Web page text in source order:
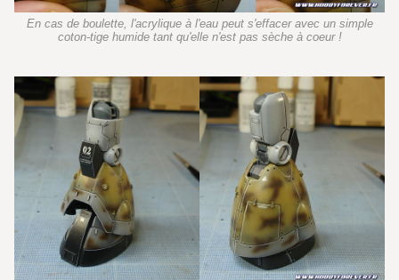
En cas de boulette, l'acrylique à l'eau peut s'effacer avec un simple
coton-tige humide tant qu'elle n'est pas sèche à coeur !